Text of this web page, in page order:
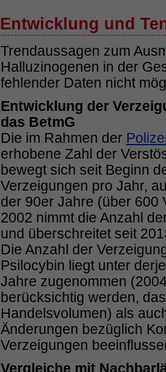
Entwicklung und
Trendaussagen zum
Halluzinogenen in der
fehlender Daten nicht
Entwicklung der
das BetmG
Die im Rahmen der
erhobene Zahl der
bewegt sich seit Beginn
Verzeigungen pro Jahr,
der 90er Jahre (über 600
2002 nimmt die Anzahl
und überschreitet seit
Die Anzahl der
Psilocybin liegt unter
Jahre zugenommen
berücksichtig werden,
Handelsvolumen) als
Änderungen bezüglich
Verzeigungen
Vergleiche mit